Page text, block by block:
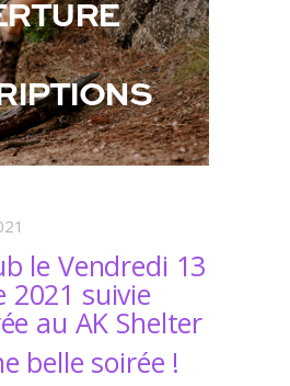
le Vendredi 13
2021 suivie
au AK Shelter
belle soirée !